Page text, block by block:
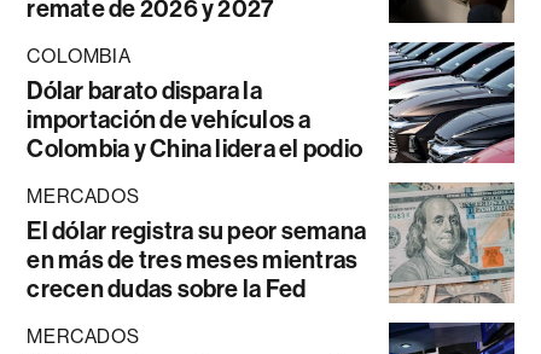
remate de 2026 y 2027
COLOMBIA
Dólar barato dispara la
importación de vehículos a
Colombia y China lidera el podio
MERCADOS
El dólar registra su peor semana
en más de tres meses mientras
crecen dudas sobre la Fed
MERCADOS